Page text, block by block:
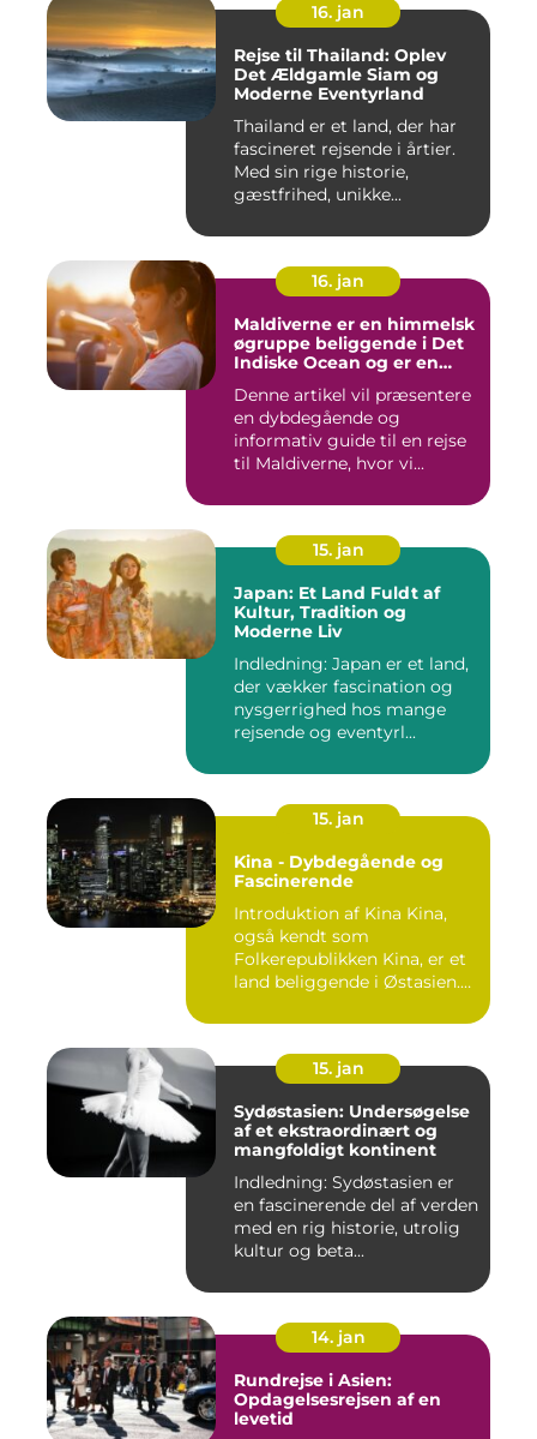
16. jan
Rejse til Thailand: Oplev
Det Ældgamle Siam og
Moderne Eventyrland
Thailand er et land, der har
fascineret rejsende i årtier.
Med sin rige historie,
gæstfrihed, unikke...
16. jan
Maldiverne er en himmelsk
øgruppe beliggende i Det
Indiske Ocean og er en
rejsende og eventyrlystne
Denne artikel vil præsentere
en dybdegående og
informativ guide til en rejse
til Maldiverne, hvor vi...
15. jan
Japan: Et Land Fuldt af
Kultur, Tradition og
Moderne Liv
Indledning: Japan er et land,
der vækker fascination og
nysgerrighed hos mange
rejsende og eventyrl...
15. jan
Kina - Dybdegående og
Fascinerende
Introduktion af Kina Kina,
også kendt som
Folkerepublikken Kina, er et
land beliggende i Østasien.
15. jan
Sydøstasien: Undersøgelse
af et ekstraordinært og
mangfoldigt kontinent
Indledning: Sydøstasien er
en fascinerende del af verden
med en rig historie, utrolig
kultur og beta...
14. jan
Rundrejse i Asien:
Opdagelsesrejsen af en
levetid